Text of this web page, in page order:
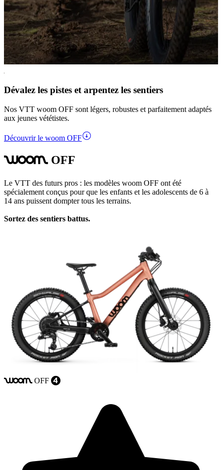
Dévalez les pistes et arpentez les sentiers
Nos VTT woom OFF sont légers, robustes et parfaitement adaptés
aux jeunes vététistes.
Découvrir le woom OFF
woom OFF
Le VTT des futurs pros : les modèles woom OFF ont été
spécialement conçus pour que les enfants et les adolescents de 6 à
14 ans puissent dompter tous les terrains.
Sortez des sentiers battus.
woom OFF 4